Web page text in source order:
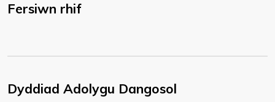
Fersiwn rhif
Dyddiad Adolygu Dangosol